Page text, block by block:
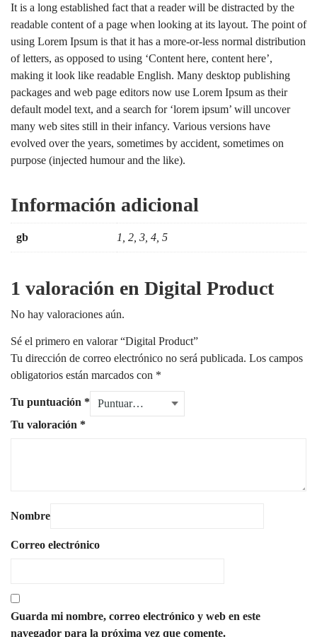
It is a long established fact that a reader will be distracted by the
readable content of a page when looking at its layout. The point of
using Lorem Ipsum is that it has a more-or-less normal distribution
of letters, as opposed to using ‘Content here, content here’,
making it look like readable English. Many desktop publishing
packages and web page editors now use Lorem Ipsum as their
default model text, and a search for ‘lorem ipsum’ will uncover
many web sites still in their infancy. Various versions have
evolved over the years, sometimes by accident, sometimes on
purpose (injected humour and the like).
Información adicional
gb 1, 2, 3, 4, 5
1 valoración en Digital Product
No hay valoraciones aún.
Sé el primero en valorar “Digital Product”
Tu dirección de correo electrónico no será publicada. Los campos
obligatorios están marcados con *
Tu puntuación *
Tu valoración *
Nombre
Correo electrónico
Guarda mi nombre, correo electrónico y web en este
navegador para la próxima vez que comente.